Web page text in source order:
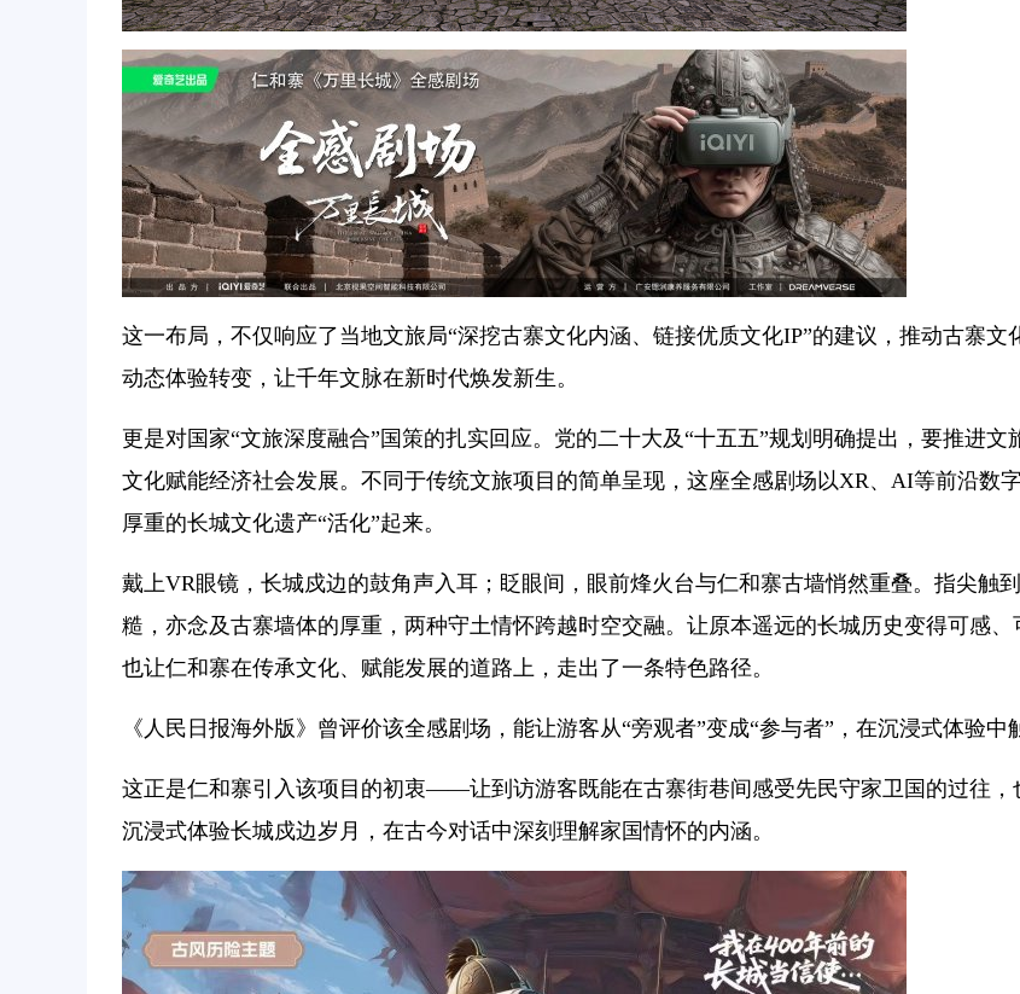
这一布局，不仅响应了当地文旅局“深挖古寨文化内涵、链接优质文化IP”的建议，推动古寨文
动态体验转变，让千年文脉在新时代焕发新生。
更是对国家“文旅深度融合”国策的扎实回应。党的二十大及“十五五”规划明确提出，要推进文
文化赋能经济社会发展。不同于传统文旅项目的简单呈现，这座全感剧场以XR、AI等前沿数
厚重的长城文化遗产“活化”起来。
戴上VR眼镜，长城戍边的鼓角声入耳；眨眼间，眼前烽火台与仁和寨古墙悄然重叠。指尖触
糙，亦念及古寨墙体的厚重，两种守土情怀跨越时空交融。让原本遥远的长城历史变得可感、
也让仁和寨在传承文化、赋能发展的道路上，走出了一条特色路径。
《人民日报海外版》曾评价该全感剧场，能让游客从“旁观者”变成“参与者”，在沉浸式体验中
这正是仁和寨引入该项目的初衷——让到访游客既能在古寨街巷间感受先民守家卫国的过往，
沉浸式体验长城戍边岁月，在古今对话中深刻理解家国情怀的内涵。